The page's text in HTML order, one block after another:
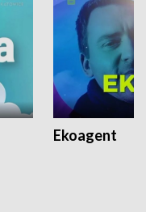
Ekoagent